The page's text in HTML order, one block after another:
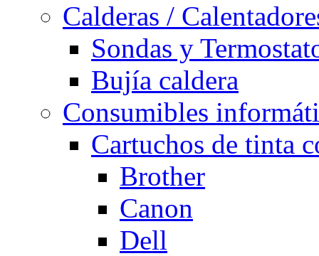
Calderas /
Sondas y
Bujía caldera
Consumibles
Cartuchos de tinta
Brother
Canon
Dell